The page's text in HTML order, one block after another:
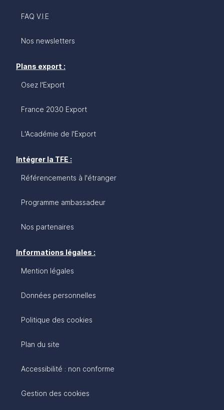
FAQ V.I.E
Nos newsletters
Plans export :
Osez l'Export
France 2030 Export
L'Académie de l'Export
Intégrer la TFE :
Référencements à l'étranger
Programme ambassadeur
Nos partenaires
Informations légales :
Mention légales
Données personnelles
Politique des cookies
Plan du site
Accessibilité : non conforme
Gestion des cookies